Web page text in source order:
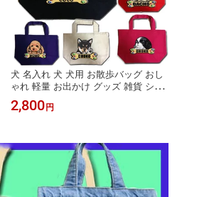
犬 名入れ 犬 犬用 お散歩バッグ おし
ゃれ 軽量 お出かけ グッズ 雑貨 シー
ズー トイプードル チワワ 柴犬 シュ
ナウザー パグ ダックスフンド ポメラ
ッグ 小さめ トートバッグ 父の日
2,800円